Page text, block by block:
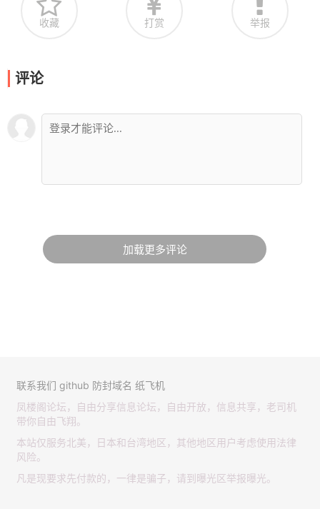
收藏 打赏 举报
评论
加载更多评论
联系我们 github 防封域名 纸飞机
凤楼阁论坛，自由分享信息论坛，自由开放，信息共享，老司机
带你自由飞翔。
本站仅服务北美，日本和台湾地区，其他地区用户考虑使用法律
风险。
凡是现要求先付款的，一律是骗子，请到曝光区举报曝光。